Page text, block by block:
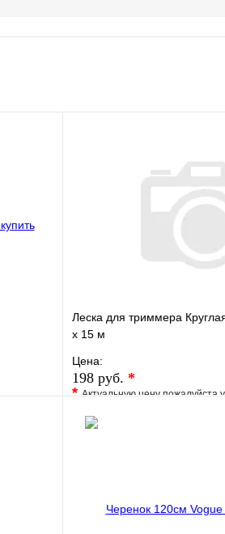
Леска для триммера
х 15 м
Цена:
198 руб. *
*Актуальную цену пожалуйста
В избранное